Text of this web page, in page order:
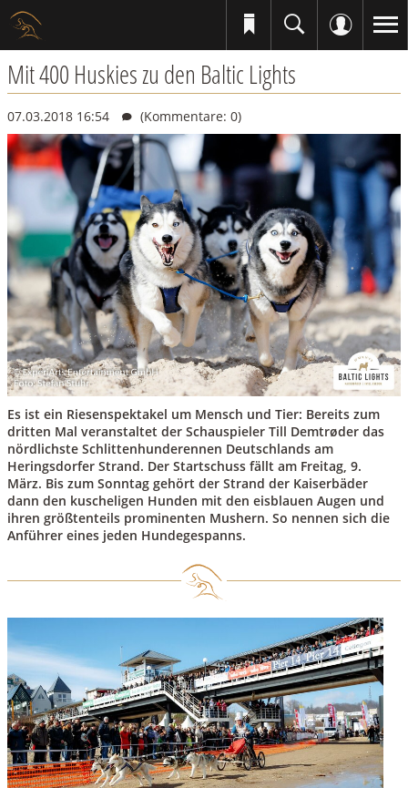
Mit 400 Huskies zu den Baltic Lights
07.03.2018 16:54 (Kommentare: 0)
Es ist ein Riesenspektakel um Mensch und Tier: Bereits zum
dritten Mal veranstaltet der Schauspieler Till Demtrøder das
nördlichste Schlittenhunderennen Deutschlands am
Heringsdorfer Strand. Der Startschuss fällt am Freitag, 9.
März. Bis zum Sonntag gehört der Strand der Kaiserbäder
dann den kuscheligen Hunden mit den eisblauen Augen und
ihren größtenteils prominenten Mushern. So nennen sich die
Anführer eines jeden Hundegespanns.